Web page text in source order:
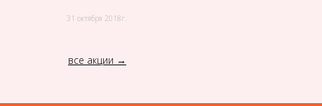
31 октября 2018г.
все акции